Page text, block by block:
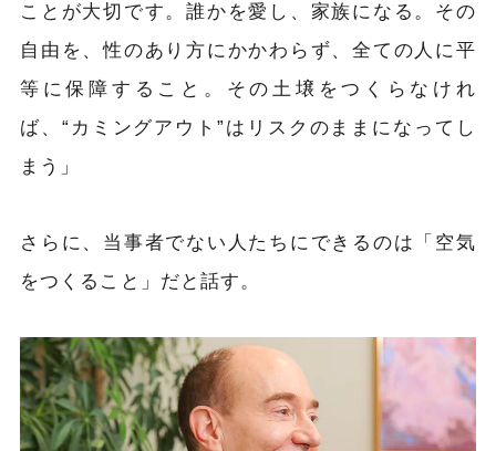
ことが大切です。誰かを愛し、家族になる。その
自由を、性のあり方にかかわらず、全ての人に平
等に保障すること。その土壌をつくらなけれ
ば、“カミングアウト”はリスクのままになってし
まう」
さらに、当事者でない人たちにできるのは「空気
をつくること」だと話す。